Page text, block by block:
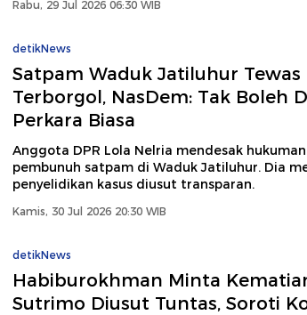
Rabu, 29 Jul 2026 06:30 WIB
detikNews
Satpam Waduk Jatiluhur Tewas
Terborgol, NasDem: Tak Boleh
Perkara Biasa
Anggota DPR Lola Nelria mendesak
pembunuh satpam di Waduk Jatiluhur. Dia
penyelidikan kasus diusut transparan.
Kamis, 30 Jul 2026 20:30 WIB
detikNews
Habiburokhman Minta
Sutrimo Diusut Tuntas, Soroti